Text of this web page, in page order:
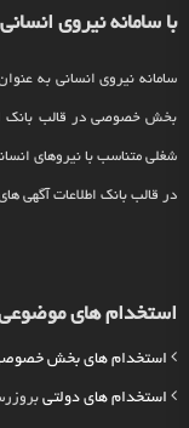
با سامانه نیروی
سامانه نیروی انسانی به
بخش خصوصی در قالب بانک
شغلی متناسب با نیروهای
در قالب بانک اطلاعات آگهی
استخدام های موضوعی
استخدام های بخش
استخدام های دولتی بروزرسانی: